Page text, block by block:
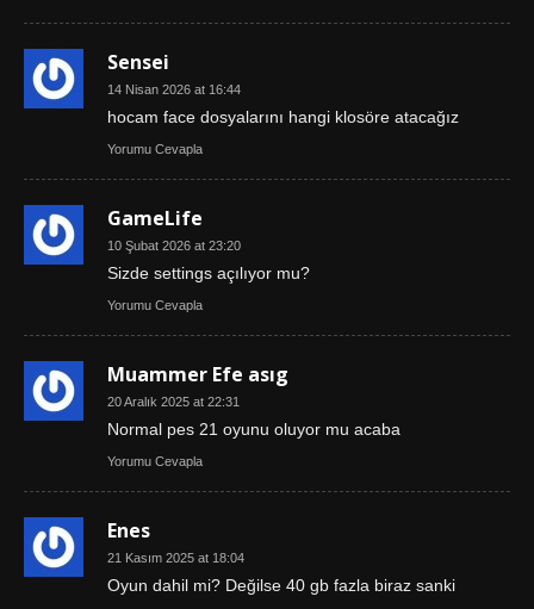
Sensei
14 Nisan 2026 at 16:44
hocam face dosyalarını hangi klosöre atacağız
Yorumu Cevapla
GameLife
10 Şubat 2026 at 23:20
Sizde settings açılıyor mu?
Yorumu Cevapla
Muammer Efe asıg
20 Aralık 2025 at 22:31
Normal pes 21 oyunu oluyor mu acaba
Yorumu Cevapla
Enes
21 Kasım 2025 at 18:04
Oyun dahil mi? Değilse 40 gb fazla biraz sanki